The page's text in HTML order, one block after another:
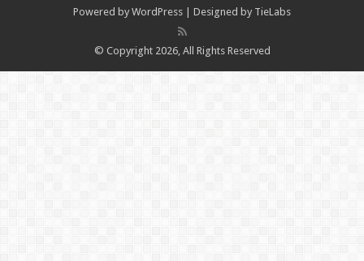
Powered by WordPress | Designed by TieLabs
© Copyright 2026, All Rights Reserved